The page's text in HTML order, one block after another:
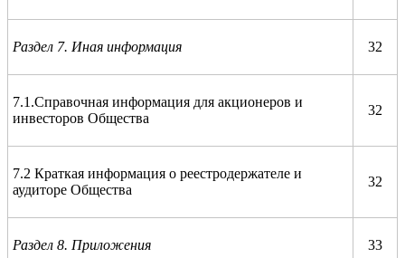
Раздел 7. Иная информация 32
7.1.Справочная информация для акционеров и
инвесторов Общества
32
7.2 Краткая информация о реестродержателе и
аудиторе Общества
32
Раздел 8. Приложения 33